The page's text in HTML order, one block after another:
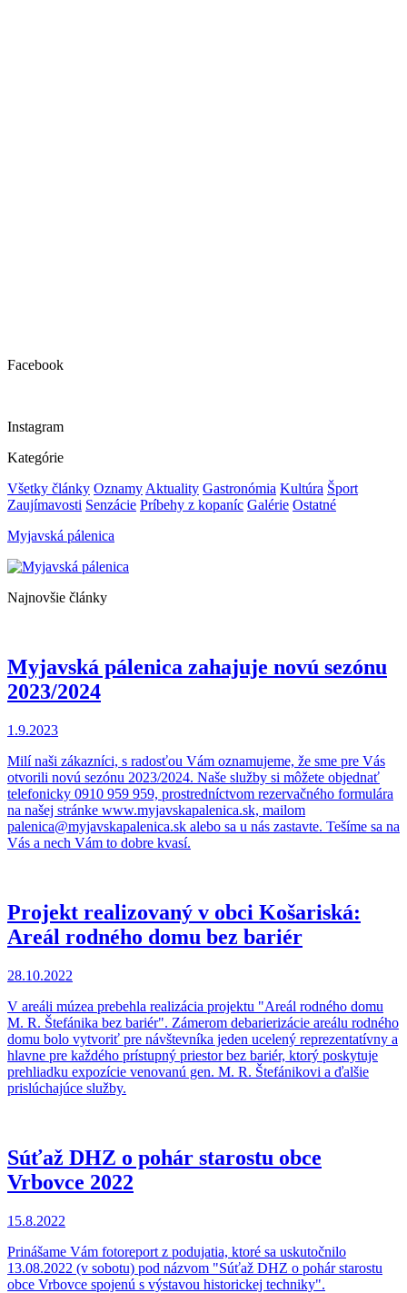
Facebook
Instagram
Kategórie
Všetky články Oznamy Aktuality Gastronómia Kultúra Šport
Zaujímavosti Senzácie Príbehy z kopaníc Galérie Ostatné
Myjavská pálenica
Najnovšie články
Myjavská pálenica zahajuje novú sezónu
2023/2024
1.9.2023
Milí naši zákazníci, s radosťou Vám oznamujeme, že sme pre Vás
otvorili novú sezónu 2023/2024. Naše služby si môžete objednať
telefonicky 0910 959 959, prostredníctvom rezervačného formulára
na našej stránke www.myjavskapalenica.sk, mailom
palenica@myjavskapalenica.sk alebo sa u nás zastavte. Tešíme sa na
Vás a nech Vám to dobre kvasí.
Projekt realizovaný v obci Košariská:
Areál rodného domu bez bariér
28.10.2022
V areáli múzea prebehla realizácia projektu "Areál rodného domu
M. R. Štefánika bez bariér". Zámerom debarierizácie areálu rodného
domu bolo vytvoriť pre návštevníka jeden ucelený reprezentatívny a
hlavne pre každého prístupný priestor bez bariér, ktorý poskytuje
prehliadku expozície venovanú gen. M. R. Štefánikovi a ďalšie
prislúchajúce služby.
Súťaž DHZ o pohár starostu obce
Vrbovce 2022
15.8.2022
Prinášame Vám fotoreport z podujatia, ktoré sa uskutočnilo
13.08.2022 (v sobotu) pod názvom "Súťaž DHZ o pohár starostu
obce Vrbovce spojenú s výstavou historickej techniky".